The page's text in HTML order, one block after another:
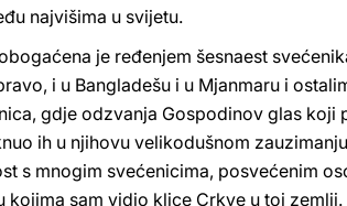
najvišima u svijetu.
je ređenjem šesnaest
i u Bangladešu i u Mjanmaru i
gdje odzvanja Gospodinov glas koji
ih u njihovu velikodušnom
s mnogim svećenicima, posvećenim
kojima sam vidio klice Crkve u toj zemlji.